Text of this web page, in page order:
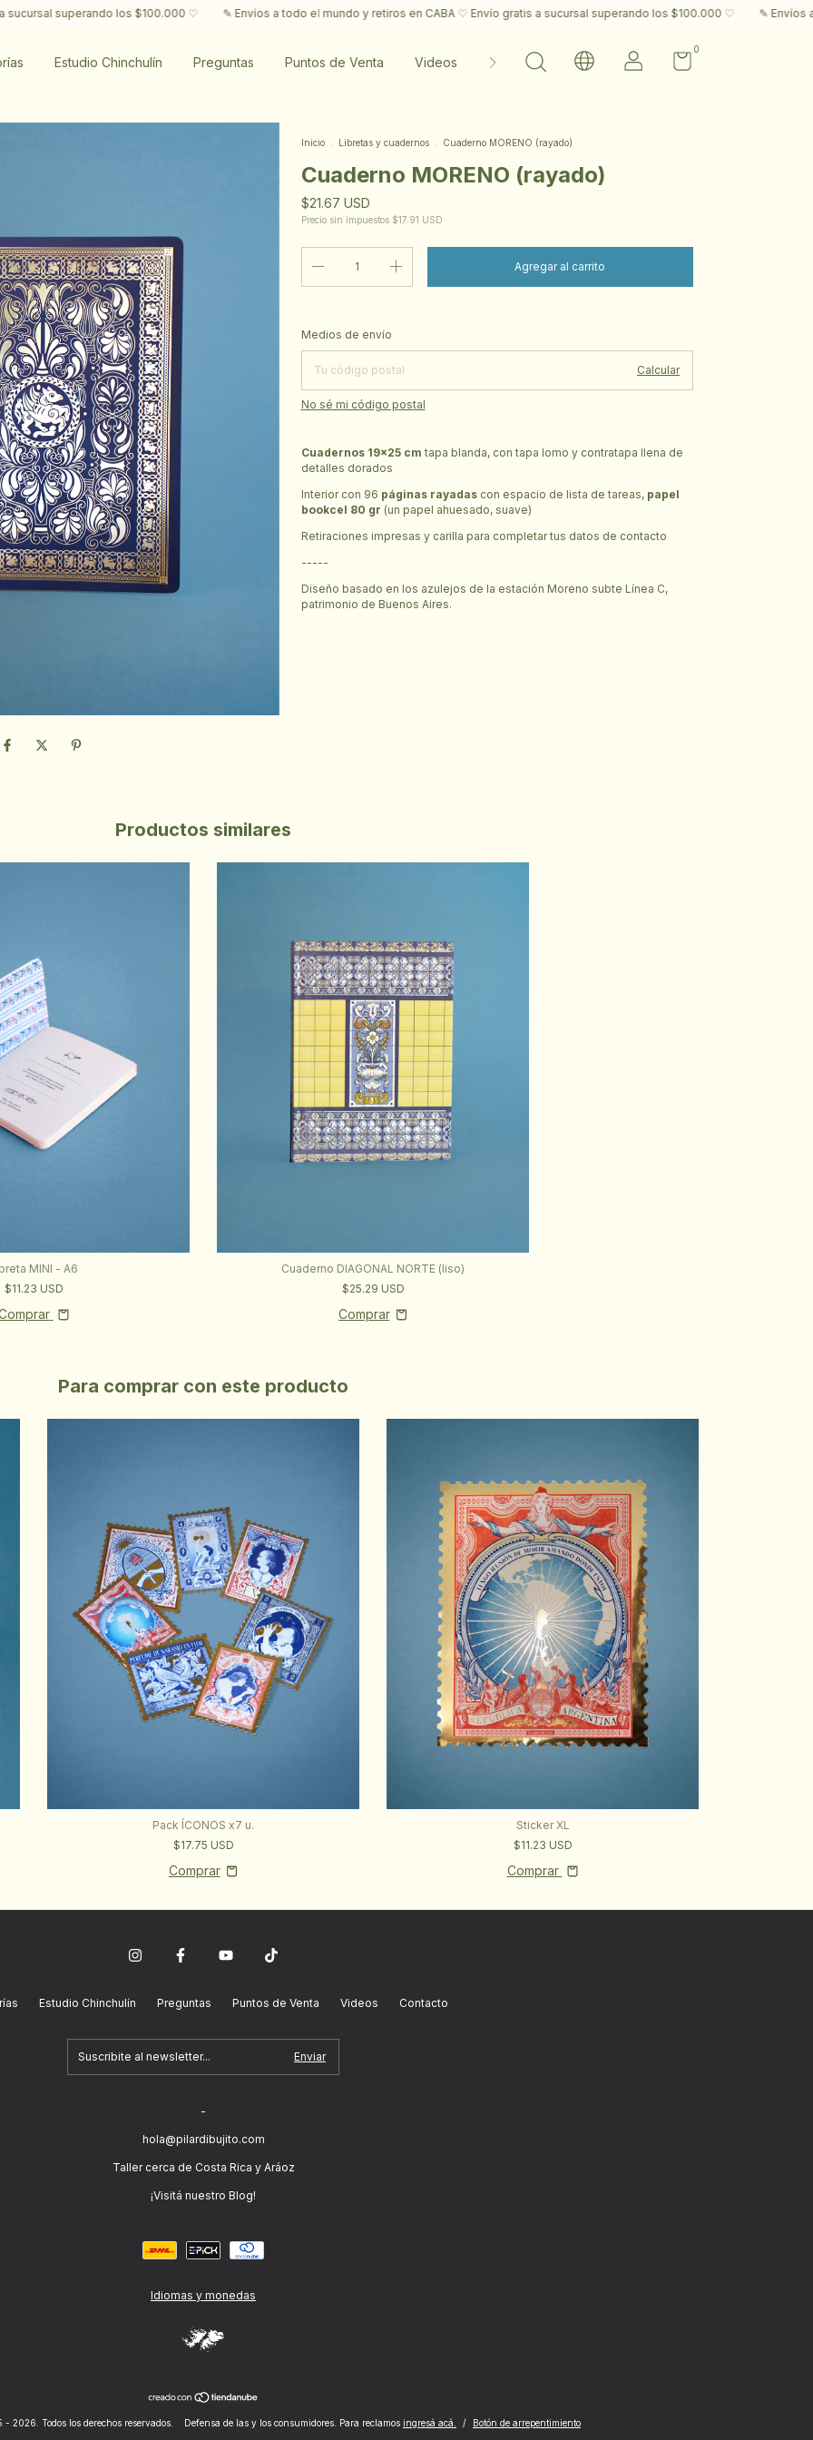
los $100.000 ♡ ✎ Envíos a todo el mundo y retiros en CABA ♡ Envío gratis a sucursal superando los $100.000 ♡ ✎ Envíos a todo el mundo y
Estudio Chinchulín Preguntas Puntos de Venta Videos Contacto
0
Inicio Libretas y cuadernos Cuaderno MORENO (rayado)
Cuaderno MORENO (rayado)
$21.67 USD
Precio sin impuestos $17.91 USD
Entregas para el CP:
Medios de envío
Calcular
No sé mi código postal
Cuadernos 19x25 cm tapa blanda, con tapa lomo y contratapa llena de
detalles dorados
Interior con 96 páginas rayadas con espacio de lista de tareas, papel
bookcel 80 gr (un papel ahuesado, suave)
Retiraciones impresas y carilla para completar tus datos de contacto
-----
Diseño basado en los azulejos de la estación Moreno subte Línea C,
patrimonio de Buenos Aires.
Productos similares
MINI - A6
$11.23 USD
Cuaderno DIAGONAL NORTE (liso)
$25.29 USD
Para comprar con este producto
Pack ÍCONOS x7 u.
$17.75 USD
Sticker XL
$11.23 USD
Comprar
Estudio Chinchulín Preguntas Puntos de Venta Videos Contacto
-
hola@pilardibujito.com
Taller cerca de Costa Rica y Aráoz
¡Visitá nuestro Blog!
Idiomas y monedas
Todos los derechos reservados. Defensa de las y los consumidores. Para reclamos ingresá acá. / Botón de arrepentimiento